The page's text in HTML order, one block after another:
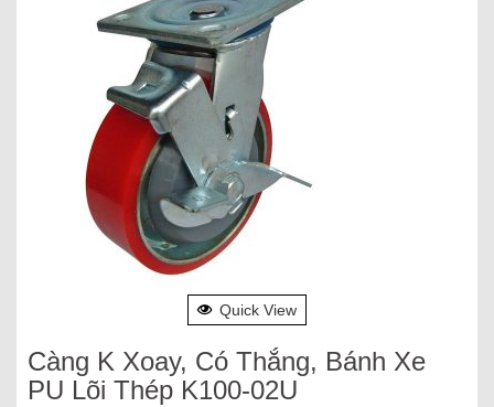
Quick View
Càng K Xoay, Có Thắng, Bánh Xe
PU Lõi Thép K100-02U